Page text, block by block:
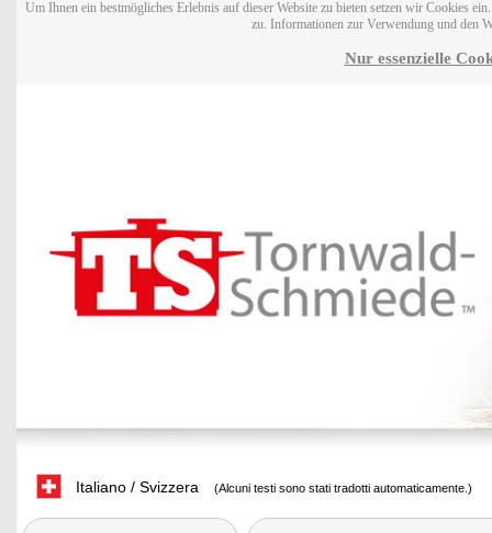
Um Ihnen ein bestmögliches Erlebnis auf dieser Website zu bieten setzen wir Cookies
zu. Informationen zur Verwendung und den
Nur essenzielle
Italiano / Svizzera (Alcuni testi sono stati tradotti automaticamente.)